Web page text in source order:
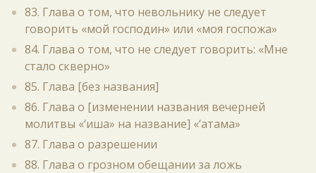
83. Глава о том, что невольнику не следует
говорить «мой господин» или «моя госпожа»
84. Глава о том, что не следует говорить: «Мне
стало скверно»
85. Глава [без названия]
86. Глава о [изменении названия вечерней
молитвы «‘иша» на название] «‘атама»
87. Глава о разрешении
88. Глава о грозном обещании за ложь